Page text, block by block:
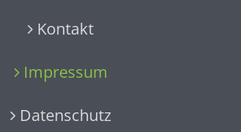
Kontakt
Impressum
Datenschutz